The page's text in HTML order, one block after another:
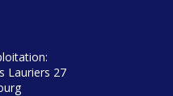
Lauriers 27